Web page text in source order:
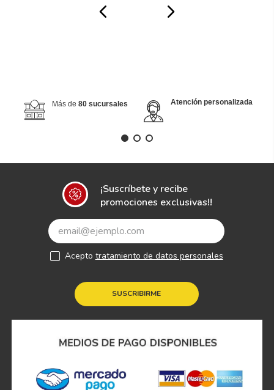
Más de 80 sucursales Atención personalizada
¡Suscríbete y recibe
promociones exclusivas!!
SUSCRIBIRME
Acepto tratamiento de datos personales